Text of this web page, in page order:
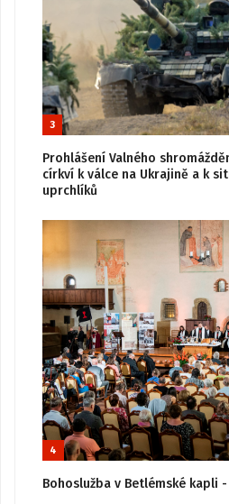
3
Prohlášení Valného
církví k válce na Ukrajině a k
uprchlíků
4
Bohoslužba v Betlémské kapli -